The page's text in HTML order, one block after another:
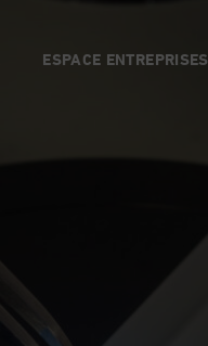
ESPACE ENTREPRISES